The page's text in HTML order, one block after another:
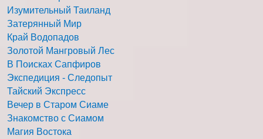
Изумительный Таиланд
Затерянный Мир
Край Водопадов
Золотой Мангровый Лес
В Поисках Сапфиров
Экспедиция - Следопыт
Тайский Экспресс
Вечер в Старом Сиаме
Знакомство с Сиамом
Магия Востока